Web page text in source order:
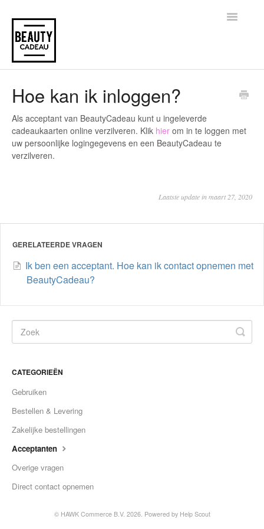
Toggle
Hoe kan ik inloggen?
Als acceptant van BeautyCadeau kunt u ingeleverde
cadeaukaarten online verzilveren. Klik hier om in te loggen met
uw persoonlijke logingegevens en een BeautyCadeau te
verzilveren.
Laatste update in maart 27, 2020
GERELATEERDE VRAGEN
Ik ben een acceptant. Hoe kan ik contact opnemen met
BeautyCadeau?
CATEGORIEËN
Gebruiken
Bestellen & Levering
Zakelijke bestellingen
Acceptanten
Overige vragen
Direct contact opnemen
© HAWK Commerce B.V. 2026. Powered by Help Scout